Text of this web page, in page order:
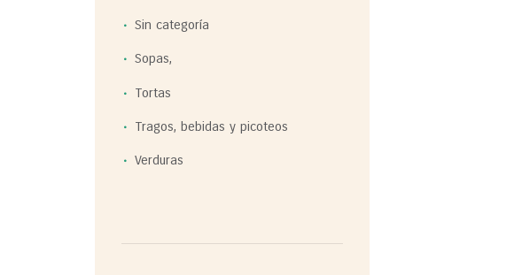
Sin categoría
Sopas,
Tortas
Tragos, bebidas y picoteos
Verduras